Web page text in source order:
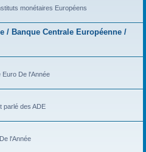
monétaires Européens
/ Banque Centrale Européenne /
Euro De l'Année
parlé des ADE
l'Année